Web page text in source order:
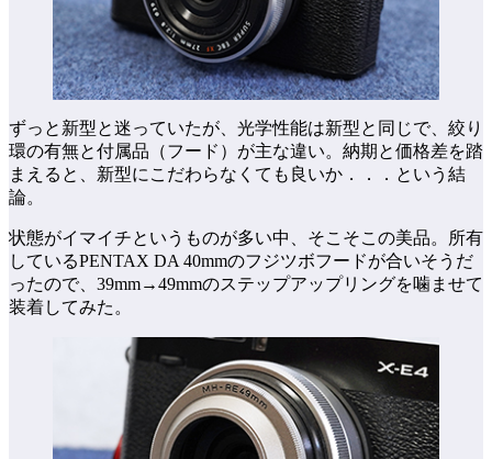
ずっと新型と迷っていたが、光学性能は新型と同じで、絞り
環の有無と付属品（フード）が主な違い。納期と価格差を踏
まえると、新型にこだわらなくても良いか．．．という結
論。
状態がイマイチというものが多い中、そこそこの美品。所有
しているPENTAX DA 40mmのフジツボフードが合いそうだ
ったので、39mm→49mmのステップアップリングを噛ませて
装着してみた。